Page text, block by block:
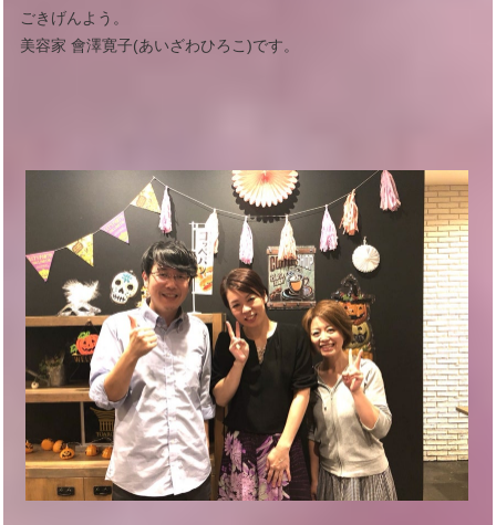
ごきげんよう。
美容家 會澤寛子(あいざわひろこ)です。